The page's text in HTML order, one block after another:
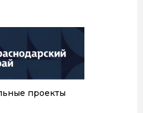
проекты